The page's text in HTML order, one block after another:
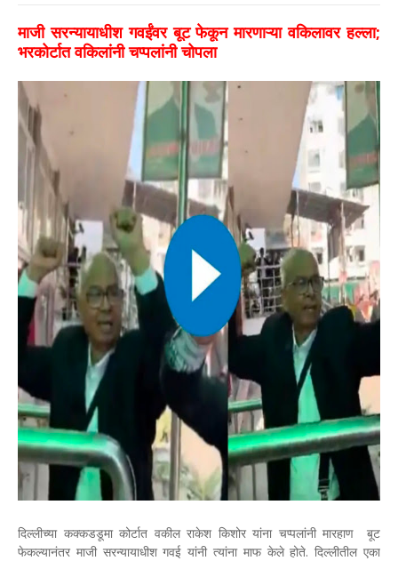
माजी सरन्यायाधीश गवईंवर बूट फेकून मारणाऱ्या वकिलावर हल्ला;
भरकोर्टात वकिलांनी चप्पलांनी चोपला
दिल्लीच्या कक्कडडूमा कोर्टात वकील राकेश किशोर यांना चप्पलांनी मारहाण बूट
फेकल्यानंतर माजी सरन्यायाधीश गवई यांनी त्यांना माफ केले होते. दिल्लीतील एका